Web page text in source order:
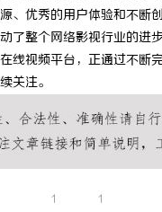
、优秀的用户体验和不
了整个网络影视行业的进
线视频平台，正通过不
关注。
1 1
开店最怕“搜不到”为什
ai却天天给他免费派单？